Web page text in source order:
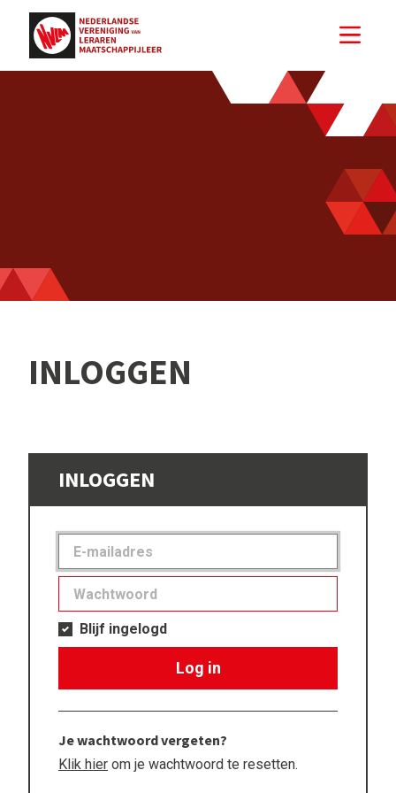
INLOGGEN
INLOGGEN
Blijf ingelogd
Log in
Je wachtwoord vergeten?
Klik hier om je wachtwoord te resetten.